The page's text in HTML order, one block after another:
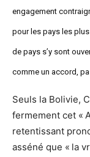
engagement
pour les pays les plus
de pays s’y sont
comme un accord,
Seuls la Bolivie,
fermement cet «
retentissant
asséné que « la